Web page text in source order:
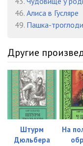
46. Алиса в Гусляре
49. Пашка-
Другие
Штурм
Дюльбера
На